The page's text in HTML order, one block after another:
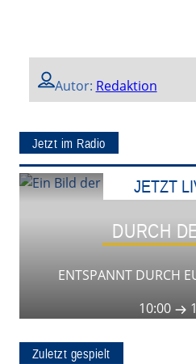
Autor: Redaktion
Jetzt im Radio
JETZT
DURCH
ENTSPANNT DURCH
10:00
Zuletzt gespielt